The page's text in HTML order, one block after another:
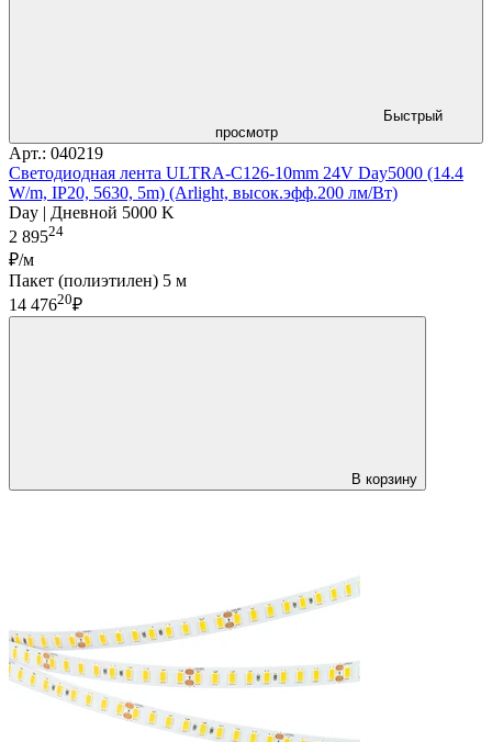
Быстрый
просмотр
Арт.: 040219
Светодиодная лента ULTRA-C126-10mm 24V Day5000 (14.4
W/m, IP20, 5630, 5m) (Arlight, высок.эфф.200 лм/Вт)
Day | Дневной 5000 K
2 89524
₽/м
Пакет (полиэтилен) 5 м
14 47620₽
В корзину